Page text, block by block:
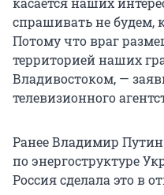
спрашивать не будем,
Потому что враг
территорией наших
Владивостоком, —
телевизионного
Ранее Владимир Путин
по энергоструктуре
Россия сделала это в